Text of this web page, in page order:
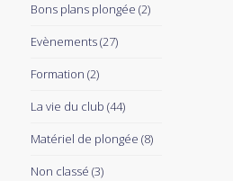
Bons plans plongée (2)
Evènements(27)
Formation (2)
La vie du club (44)
Matériel de plongée (8)
Non classé (3)